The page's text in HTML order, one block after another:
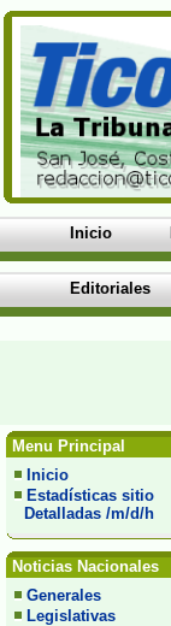
Inicio
Editoriales
Menu Principal
Inicio
Estadísticas sitio
Detalladas /m/d/h
Noticias Nacionales
Generales
Legislativas